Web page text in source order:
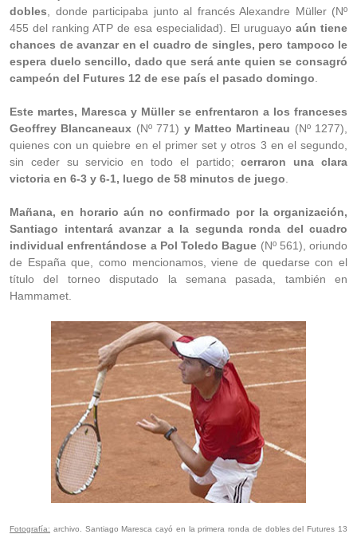
dobles , donde participaba junto al francés Alexandre Müller (Nº
455 del ranking ATP de esa especialidad). El uruguayo aún tiene
chances de avanzar en el cuadro de singles, pero tampoco le
espera duelo sencillo, dado que será ante quien se consagró
campeón del Futures 12 de ese país el pasado domingo
Este martes, Maresca y Müller se enfrentaron a los franceses
Geoffrey Blancaneaux (Nº 771) y Matteo Martineau (Nº 1277),
quienes con un quiebre en el primer set y otros 3 en el segundo,
sin ceder su servicio en todo el partido;cerraron una clara
victoria en 6-3 y 6-1, luego de 58 minutos de juego
Mañana, en horario aún no confirmado por la organización,
Santiago intentará avanzar a la segunda ronda del cuadro
individual enfrentándose a Pol Toledo Bague (Nº 561), oriundo
de España que, como mencionamos, viene de quedarse con el
título del torneo disputado la semana pasada, también en
Hammamet.
Fotografía: archivo. Santiago Maresca cayó en la primera ronda de dobles del Futures 13